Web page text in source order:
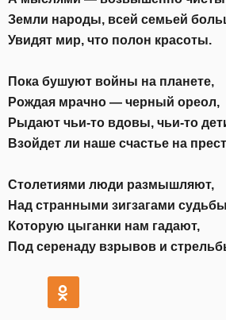
Земли народы, всей семьей
Увидят мир, что полон красоты.
Пока бушуют войны на планете,
Рождая мрачно — черный ореол,
Рыдают чьи-то вдовы, чьи-то
Взойдет ли наше счастье на
Столетиями люди размышляют,
Над странными зигзагами
Которую цыганки нам гадают,
Под серенаду взрывов и